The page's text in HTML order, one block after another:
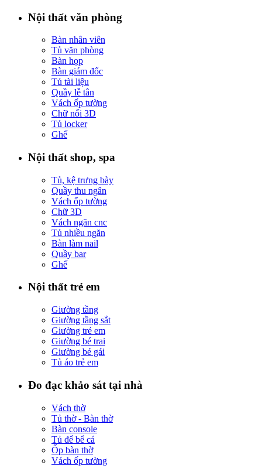
Nội thất văn phòng
Bàn nhân viên
Tủ văn phòng
Bàn họp
Bàn giám đốc
Tủ tài liệu
Quầy lễ tân
Vách ốp tường
Chữ nổi 3D
Tủ locker
Ghế
Nội thất shop, spa
Tủ, kệ trưng bày
Quầy thu ngân
Vách ốp tường
Chữ 3D
Vách ngăn cnc
Tủ nhiều ngăn
Bàn làm nail
Quầy bar
Ghế
Nội thất trẻ em
Giường tầng
Giường tầng sắt
Giường trẻ em
Giường bé trai
Giường bé gái
Tủ áo trẻ em
Đo đạc khảo sát tại nhà
Vách thờ
Tủ thờ - Bàn thờ
Bàn console
Tủ để bể cá
Ốp bàn thờ
Vách ốp tường